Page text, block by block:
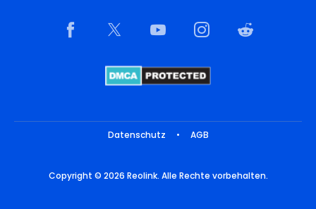
Datenschutz • AGB
Copyright © 2026 Reolink. Alle Rechte vorbehalten.